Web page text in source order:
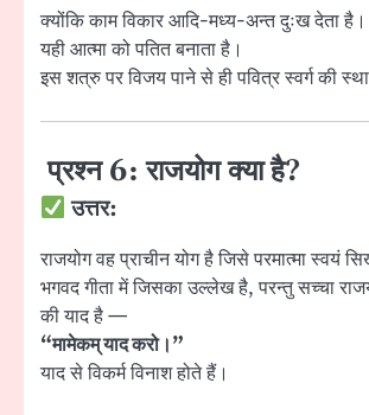
क्योंकि काम विकार आदि-मध्य-अन्त दुःख देता है।
यही आत्मा को पतित बनाता है।
इस शत्रु पर विजय पाने से ही पवित्र स्वर्ग की
प्रश्न 6: राजयोग क्या है?
उत्तर:
राजयोग वह प्राचीन योग है जिसे परमात्मा स्वयं
भगवद गीतामें जिसका उल्लेख है, परन्तु सच्चा
की याद है —
“मामेकम् याद करो।”
याद से विकर्म विनाश होते हैं।